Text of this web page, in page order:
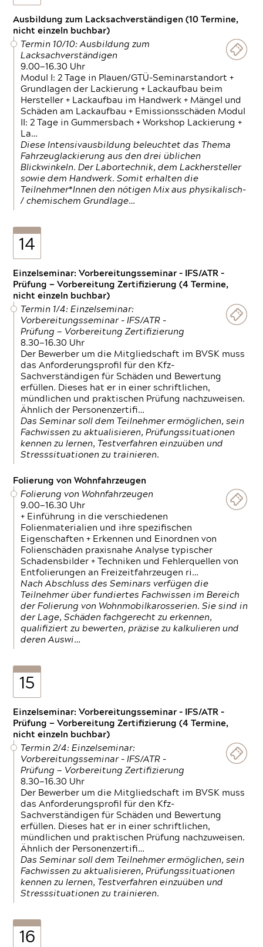
Ausbildung zum Lacksachverständigen (10 Termine,
nicht einzeln buchbar)
Termin 10/10: Ausbildung zum
Lacksachverständigen
9.00—16.30 Uhr
Modul I: 2 Tage in Plauen/GTÜ-Seminarstandort +
Grundlagen der Lackierung + Lackaufbau beim
Hersteller + Lackaufbau im Handwerk + Mängel und
Schäden am Lackaufbau + Emissionsschäden Modul
II: 2 Tage in Gummersbach + Workshop Lackierung +
La…
Diese Intensivausbildung beleuchtet das Thema
Fahrzeuglackierung aus den drei üblichen
Blickwinkeln. Der Labortechnik, dem Lackhersteller
sowie dem Handwerk. Somit erhalten die
Teilnehmer*Innen den nötigen Mix aus physikalisch-
/ chemischem Grundlage…
14
Einzelseminar: Vorbereitungsseminar - IFS/ATR -
Prüfung — Vorbereitung Zertifizierung (4 Termine,
nicht einzeln buchbar)
Termin 1/4: Einzelseminar:
Vorbereitungsseminar - IFS/ATR -
Prüfung — Vorbereitung Zertifizierung
8.30—16.30 Uhr
Der Bewerber um die Mitgliedschaft im BVSK muss
das Anforderungsprofil für den Kfz-
Sachverständigen für Schäden und Bewertung
erfüllen. Dieses hat er in einer schriftlichen,
mündlichen und praktischen Prüfung nachzuweisen.
Ähnlich der Personenzertifi…
Das Seminar soll dem Teilnehmer ermöglichen, sein
Fachwissen zu aktualisieren, Prüfungssituationen
kennen zu lernen, Testverfahren einzuüben und
Stresssituationen zu trainieren.
Folierung von Wohnfahrzeugen
Folierung von Wohnfahrzeugen
9.00—16.30 Uhr
+ Einführung in die verschiedenen
Folienmaterialien und ihre spezifischen
Eigenschaften + Erkennen und Einordnen von
Folienschäden praxisnahe Analyse typischer
Schadensbilder + Techniken und Fehlerquellen von
Entfolierungen an Freizeitfahrzeugen ri…
Nach Abschluss des Seminars verfügen die
Teilnehmer über fundiertes Fachwissen im Bereich
der Folierung von Wohnmobilkarosserien. Sie sind in
der Lage, Schäden fachgerecht zu erkennen,
qualifiziert zu bewerten, präzise zu kalkulieren und
deren Auswi…
15
Einzelseminar: Vorbereitungsseminar - IFS/ATR -
Prüfung — Vorbereitung Zertifizierung (4 Termine,
nicht einzeln buchbar)
Termin 2/4: Einzelseminar:
Vorbereitungsseminar - IFS/ATR -
Prüfung — Vorbereitung Zertifizierung
8.30—16.30 Uhr
Der Bewerber um die Mitgliedschaft im BVSK muss
das Anforderungsprofil für den Kfz-
Sachverständigen für Schäden und Bewertung
erfüllen. Dieses hat er in einer schriftlichen,
mündlichen und praktischen Prüfung nachzuweisen.
Ähnlich der Personenzertifi…
Das Seminar soll dem Teilnehmer ermöglichen, sein
Fachwissen zu aktualisieren, Prüfungssituationen
kennen zu lernen, Testverfahren einzuüben und
Stresssituationen zu trainieren.
16